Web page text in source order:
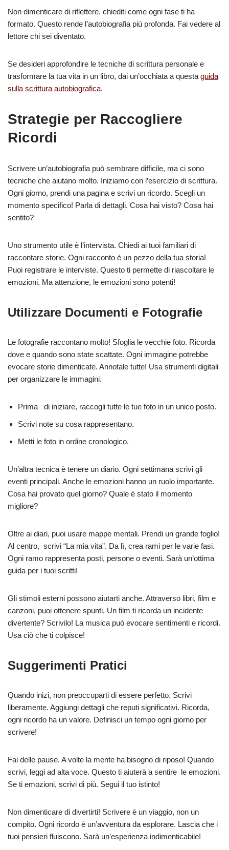
Non dimenticare di riflettere. chiediti come ogni fase ti ha
formato. Questo rende l’autobiografia più profonda. Fai vedere al
lettore chi sei diventato.
Se desideri approfondire le tecniche di scrittura personale e
trasformare la tua vita in un libro, dai un’occhiata a questa guida
sulla scrittura autobiografica.
Strategie per Raccogliere
Ricordi
Scrivere un’autobiografia può sembrare difficile, ma ci sono
tecniche che aiutano molto. Iniziamo con l’esercizio di scrittura.
Ogni giorno, prendi una pagina e scrivi un ricordo. Scegli un
momento specifico! Parla di dettagli. Cosa hai visto? Cosa hai
sentito?
Uno strumento utile è l’intervista. Chiedi ai tuoi familiari di
raccontare storie. Ogni racconto è un pezzo della tua storia!
Puoi registrare le interviste. Questo ti permette di riascoltare le
emozioni. Ma attenzione, le emozioni sono potenti!
Utilizzare Documenti e Fotografie
Le fotografie raccontano molto! Sfoglia le vecchie foto. Ricorda
dove e quando sono state scattate. Ogni immagine potrebbe
evocare storie dimenticate. Annotale tutte! Usa strumenti digitali
per organizzare le immagini.
Prima di iniziare, raccogli tutte le tue foto in un unico posto.
Scrivi note su cosa rappresentano.
Metti le foto in ordine cronologico.
Un’altra tecnica è tenere un diario. Ogni settimana scrivi gli
eventi principali. Anche le emozioni hanno un ruolo importante.
Cosa hai provato quel giorno? Quale è stato il momento
migliore?
Oltre ai diari, puoi usare mappe mentali. Prendi un grande foglio!
Al centro, scrivi “La mia vita”. Da lì, crea rami per le varie fasi.
Ogni ramo rappresenta posti, persone o eventi. Sarà un’ottima
guida per i tuoi scritti!
Gli stimoli esterni possono aiutarti anche. Attraverso libri, film e
canzoni, puoi ottenere spunti. Un film ti ricorda un incidente
divertente? Scrivilo! La musica può evocare sentimenti e ricordi.
Usa ciò che ti colpisce!
Suggerimenti Pratici
Quando inizi, non preoccuparti di essere perfetto. Scrivi
liberamente. Aggiungi dettagli che reputi significativi. Ricorda,
ogni ricordo ha un valore. Definisci un tempo ogni giorno per
scrivere!
Fai delle pause. A volte la mente ha bisogno di riposo! Quando
scrivi, leggi ad alta voce. Questo ti aiuterà a sentire le emozioni.
Se ti emozioni, scrivi di più. Segui il tuo istinto!
Non dimenticare di divertirti! Scrivere è un viaggio, non un
compito. Ogni ricordo è un’avventura da esplorare. Lascia che i
tuoi pensieri fluiscono. Sarà un’esperienza indimenticabile!